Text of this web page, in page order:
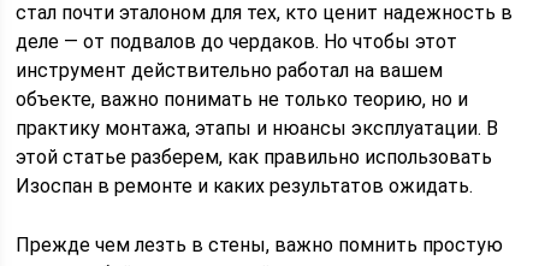
стал почти эталоном для тех, кто ценит надежность в
деле — от подвалов до чердаков. Но чтобы этот
инструмент действительно работал на вашем
объекте, важно понимать не только теорию, но и
практику монтажа, этапы и нюансы эксплуатации. В
этой статье разберем, как правильно использовать
Изоспан в ремонте и каких результатов ожидать.
Прежде чем лезть в стены, важно помнить простую